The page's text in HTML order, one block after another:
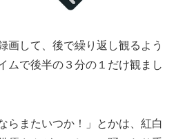
画して、後で繰り返し観るよう
ムで後半の３分の１だけ観まし
らまたいつか！」とかは、紅白